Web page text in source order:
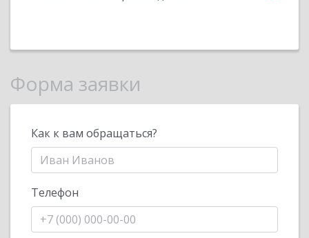
Форма заявки
Как к вам обращаться?
Телефон